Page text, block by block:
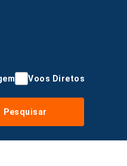
Voos Diretos
Pesquisar